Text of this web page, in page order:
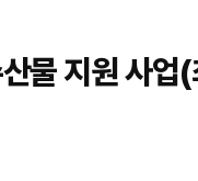
물 지원 사